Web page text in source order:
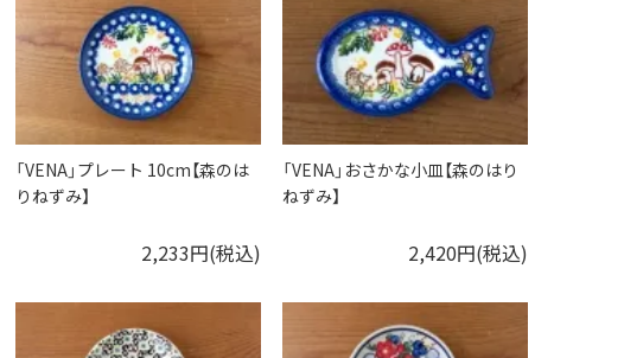
「VENA」プレート 10cm【森のは
りねずみ】
2,233円(税込)
「VENA」おさかな小皿【森のはり
ねずみ】
2,420円(税込)